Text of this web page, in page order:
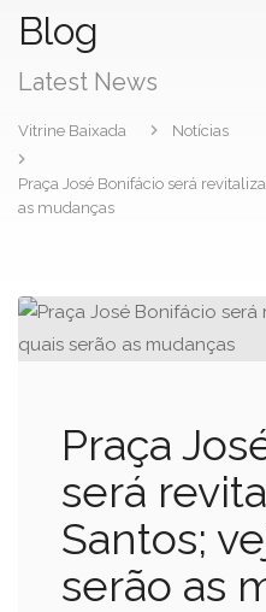
Blog
Latest News
Vitrine Baixada Notícias
Praça José Bonifácio será
as mudanças
Praça
será
Santos;
serão as